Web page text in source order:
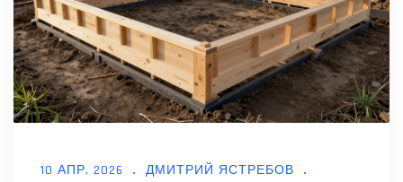
10 АПР, 2026
ДМИТРИЙ ЯСТРЕБОВ